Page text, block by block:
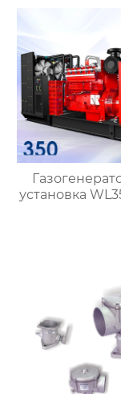
установка